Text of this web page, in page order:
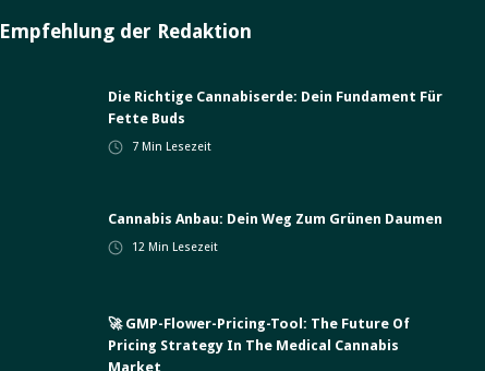
Empfehlung der Redaktion
Die Richtige Cannabiserde: Dein Fundament Für
Fette Buds
7Min Lesezeit
Cannabis Anbau: Dein Weg Zum Grünen Daumen
12 Min Lesezeit
🚀 GMP-Flower-Pricing-Tool: The Future Of
Pricing Strategy In The Medical Cannabis
Market